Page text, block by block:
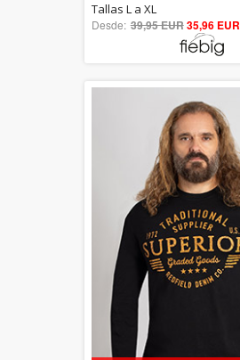
out of 5
Tallas L a XL
Desde: 39,95 EUR35,96 EUR